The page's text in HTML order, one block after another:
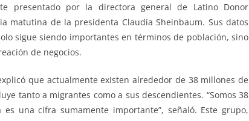
presentado por la directora general de Latino Donor
matutina de la presidenta Claudia Sheinbaum. Sus datos
sigue siendo importantes en términos de población, sino
de negocios.
que actualmente existen alrededor de 38 millones de
tanto a migrantes como a sus descendientes. “Somos 38
es una cifra sumamente importante”, señaló. Este grupo,